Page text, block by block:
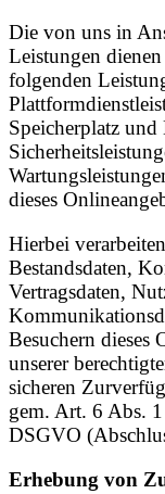
Die von uns in
Leistungen
folgenden
Speicherplatz
dieses
Hierbei
Bestandsdaten,
Vertragsdaten,
Besuchern dieses
unserer
sicheren
gem. Art. 6 Abs.
DSGVO
Erhebung von